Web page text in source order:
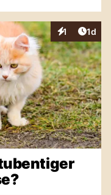
1
Interaktionen
1d